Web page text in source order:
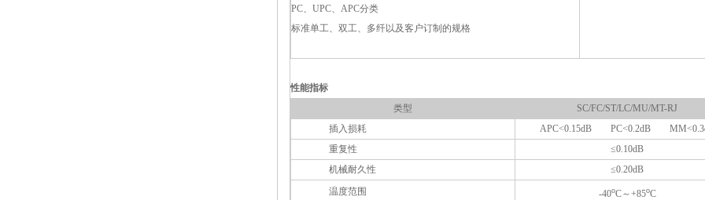
PC、UPC、APC分类
标准单工、双工、多纤以及客户订制的规格
性能指标
类型
SC/FC/ST/LC/MU/MT-RJ
插入损耗
APC<0.15dB PC<0.2dB
重复性
≤0.10dB
机械耐久性
≤0.20dB
温度范围
-40oC～+85oC